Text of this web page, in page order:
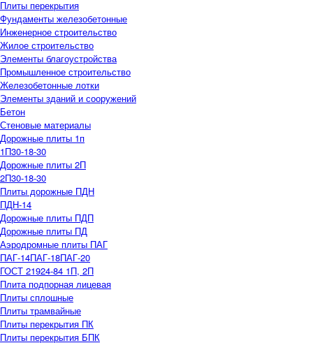
Плиты перекрытия
Фундаменты железобетонные
Инженерное строительство
Жилое строительство
Элементы благоустройства
Промышленное строительство
Железобетонные лотки
Элементы зданий и сооружений
Бетон
Стеновые материалы
Дорожные плиты 1п
1П30-18-30
Дорожные плиты 2П
2П30-18-30
Плиты дорожные ПДН
ПДН-14
Дорожные плиты ПДП
Дорожные плиты ПД
Аэродромные плиты ПАГ
ПАГ-14ПАГ-18ПАГ-20
ГОСТ 21924-84 1П, 2П
Плита подпорная лицевая
Плиты сплошные
Плиты трамвайные
Плиты перекрытия ПК
Плиты перекрытия БПК